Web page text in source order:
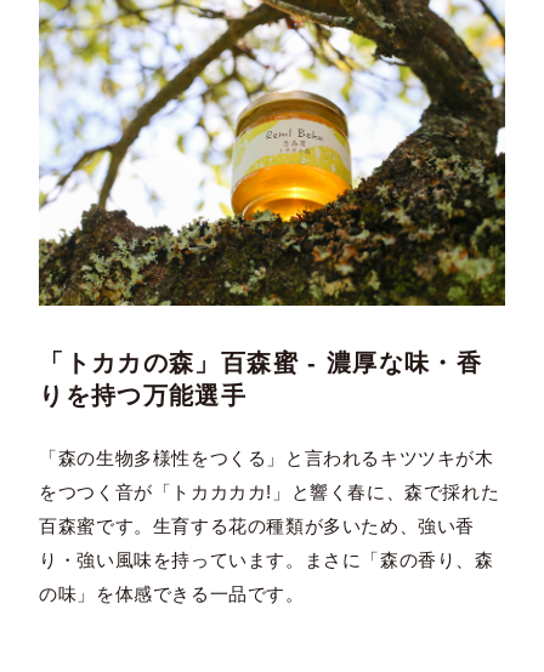
「トカカの森」百森蜜 - 濃厚な味・香
りを持つ万能選手
「森の生物多様性をつくる」と言われるキツツキが木
をつつく音が「トカカカカ!」と響く春に、森で採れた
百森蜜です。生育する花の種類が多いため、強い香
り・強い風味を持っています。まさに「森の香り、森
の味」を体感できる一品です。